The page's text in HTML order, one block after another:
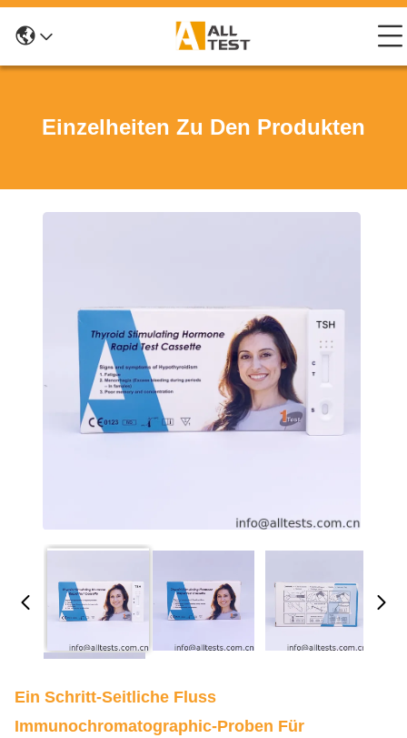
Einzelheiten Zu Den Produkten
Ein Schritt-Seitliche Fluss
Immunochromatographic-Proben Für